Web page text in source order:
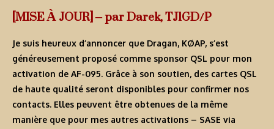
[MISE À JOUR] – par Darek, TJ1GD/P
Je suis heureux d’annoncer que Dragan, KØAP, s’est
généreusement proposé comme sponsor QSL pour mon
activation de AF-095. Grâce à son soutien, des cartes QSL
de haute qualité seront disponibles pour confirmer nos
contacts. Elles peuvent être obtenues de la même
manière que pour mes autres activations – SASE via